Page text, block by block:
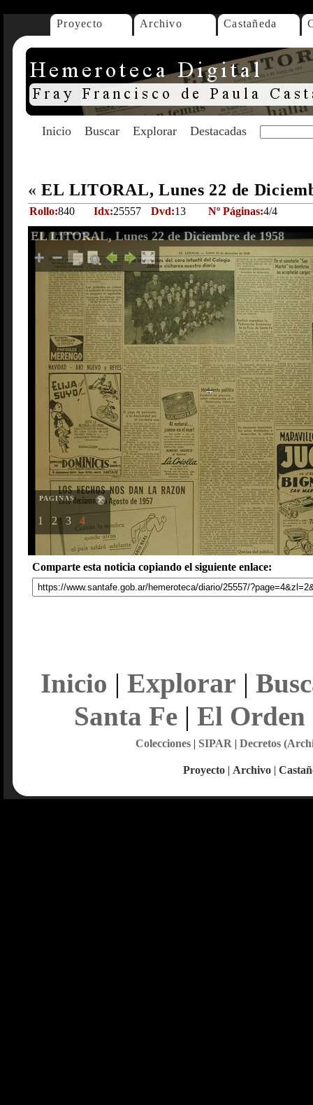
Proyecto Archivo Castañeda
Inicio Buscar Explorar Destacadas
« EL LITORAL, Lunes 22 de
Rollo:840 Idx:25557 Dvd:13 Nº Páginas:4/4
EL LITORAL, Lunes 22 de Diciembre de 1958
PAGINAS
1 2 3 4
Comparte esta noticia copiando el siguiente enlace:
Inicio | Explorar |
Santa Fe| El Orden
Colecciones| SIPAR | Decretos
Proyecto | Archivo |